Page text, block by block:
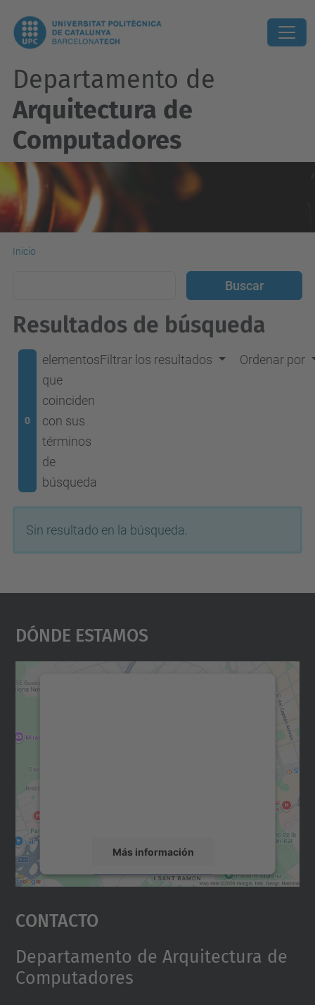
Departamento de
Arquitectura de
Computadores
Inicio
Resultados de búsqueda
0
elementos
que
coinciden
con sus
términos
de
búsqueda
Filtrar los resultados Ordenar por
Sin resultado en la búsqueda.
Dónde Estamos
Más información
Aceptar
powered by
Contacto
Departamento de Arquitectura de
Computadores